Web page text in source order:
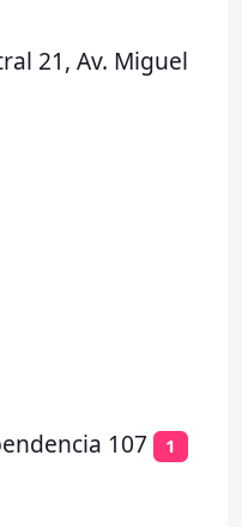
21, Av. Miguel
107 1